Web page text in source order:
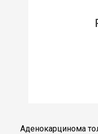
Аденокарцинома